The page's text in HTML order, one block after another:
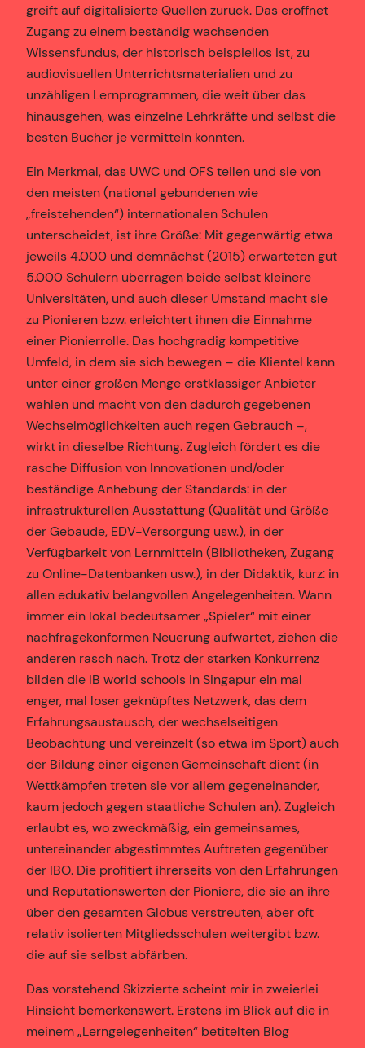
greift auf digitalisierte Quellen zurück. Das eröffnet
Zugang zu einem beständig wachsenden
Wissensfundus, der historisch beispiellos ist, zu
audiovisuellen Unterrichtsmaterialien und zu
unzähligen Lernprogrammen, die weit über das
hinausgehen, was einzelne Lehrkräfte und selbst die
besten Bücher je vermitteln könnten.
Ein Merkmal, das UWC und OFS teilen und sie von
den meisten (national gebundenen wie
„freistehenden“) internationalen Schulen
unterscheidet, ist ihre Größe: Mit gegenwärtig etwa
jeweils 4.000 und demnächst (2015) erwarteten gut
5.000 Schülern überragen beide selbst kleinere
Universitäten, und auch dieser Umstand macht sie
zu Pionieren bzw. erleichtert ihnen die Einnahme
einer Pionierrolle. Das hochgradig kompetitive
Umfeld, in dem sie sich bewegen – die Klientel kann
unter einer großen Menge erstklassiger Anbieter
wählen und macht von den dadurch gegebenen
Wechselmöglichkeiten auch regen Gebrauch –,
wirkt in dieselbe Richtung. Zugleich fördert es die
rasche Diffusion von Innovationen und/oder
beständige Anhebung der Standards: in der
infrastrukturellen Ausstattung (Qualität und Größe
der Gebäude, EDV-Versorgung usw.), in der
Verfügbarkeit von Lernmitteln (Bibliotheken, Zugang
zu Online-Datenbanken usw.), in der Didaktik, kurz: in
allen edukativ belangvollen Angelegenheiten. Wann
immer ein lokal bedeutsamer „Spieler“ mit einer
nachfragekonformen Neuerung aufwartet, ziehen die
anderen rasch nach. Trotz der starken Konkurrenz
bilden die IB world schools in Singapur ein mal
enger, mal loser geknüpftes Netzwerk, das dem
Erfahrungsaustausch, der wechselseitigen
Beobachtung und vereinzelt (so etwa im Sport) auch
der Bildung einer eigenen Gemeinschaft dient (in
Wettkämpfen treten sie vor allem gegeneinander,
kaum jedoch gegen staatliche Schulen an). Zugleich
erlaubt es, wo zweckmäßig, ein gemeinsames,
untereinander abgestimmtes Auftreten gegenüber
der IBO. Die profitiert ihrerseits von den Erfahrungen
und Reputationswerten der Pioniere, die sie an ihre
über den gesamten Globus verstreuten, aber oft
relativ isolierten Mitgliedsschulen weitergibt bzw.
die auf sie selbst abfärben.
Das vorstehend Skizzierte scheint mir in zweierlei
Hinsicht bemerkenswert. Erstens im Blick auf die in
meinem „Lerngelegenheiten“ betitelten Blog